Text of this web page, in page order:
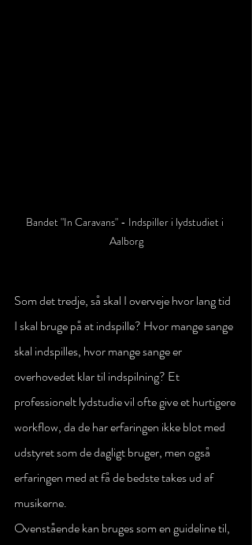
Bandet "In Caravans" - Indspiller i lydstudiet i
Aalborg
Som det tredje, så skal I overveje hvor lang tid
I skal bruge på at indspille? Hvor mange sange
skal indspilles, hvor mange sange er
overhovedet klar til indspilning? Et
professionelt lydstudie vil ofte give et hurtigere
workflow, da de har erfaringen ikke blot med
udstyret som de dagligt bruger, men også
erfaringen med at få de bedste takes ud af
musikerne.
Ovenstående kan bruges som en guideline til,